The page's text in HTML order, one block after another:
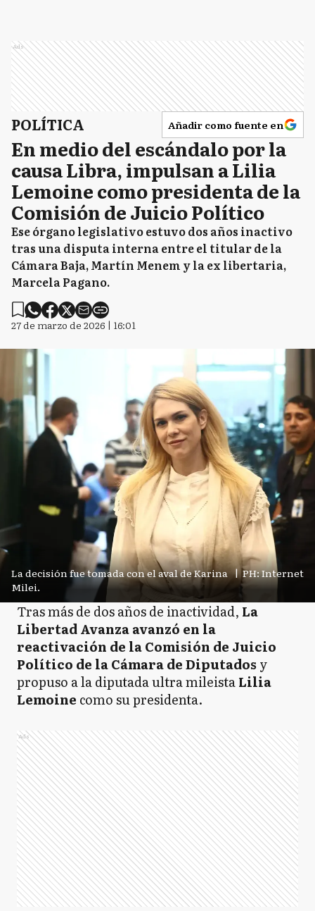
Ads
POLÍTICA Añadir como fuente en
En medio del escándalo por la
causa Libra, impulsan a Lilia
Lemoine como presidenta de la
Comisión de Juicio Político
Ese órgano legislativo estuvo dos años inactivo
tras una disputa interna entre el titular de la
Cámara Baja, Martín Menem y la ex libertaria,
Marcela Pagano.
27 de marzo de 2026 | 16:01
La decisión fue tomada con el aval de Karina
Milei.
| PH: Internet
Tras más de dos años de inactividad, La
Libertad Avanza avanzó en la
reactivación de la Comisión de Juicio
Político de la Cámara de Diputados y
propuso a la diputada ultra mileistaLilia
Lemoine como su presidenta.
Ads